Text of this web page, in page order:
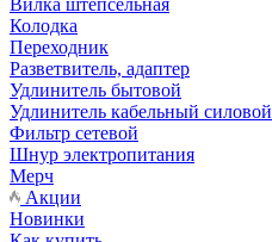
Вилка штепсельная
Колодка
Переходник
Разветвитель, адаптер
Удлинитель бытовой
Удлинитель кабельный силовой
Фильтр сетевой
Шнур электропитания
Мерч
Акции
Новинки